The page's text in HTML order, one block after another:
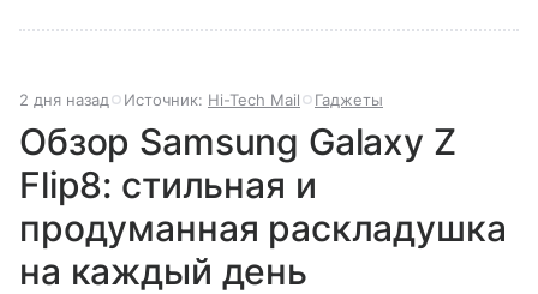
2 дня назад Источник: Hi-Tech Mail Гаджеты
Обзор Samsung Galaxy Z
Flip8: стильная и
продуманная раскладушка
на каждый день